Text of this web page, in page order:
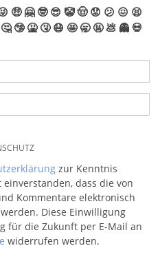
🤑 🤗 🤓 😎 🤡🤠 😟 😕 😖 😫
🤔 🤥 🤮 🤧 😷 🤩 🥱 🤬 💩 👻 💀
zur Kenntnis
dass die von
Kommentare elektronisch
Diese Einwilligung
für die Zukunft per E-Mail an
widerrufen werden.